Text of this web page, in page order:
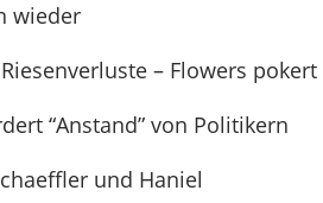
wieder
– Flowers
“Anstand” von Politikern
und Haniel